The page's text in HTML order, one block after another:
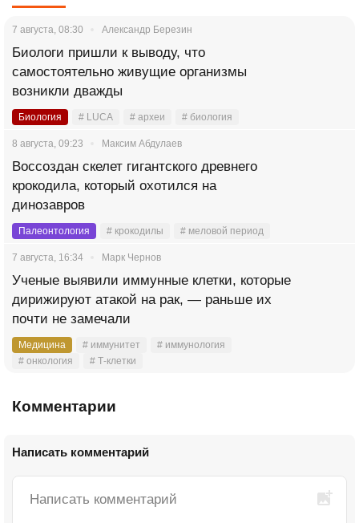
7 августа, 08:30 Александр Березин
Биологи пришли к выводу, что
самостоятельно живущие организмы
возникли дважды
Биология # LUCA # археи # биология
8 августа, 09:23 Максим Абдулаев
Воссоздан скелет гигантского древнего
крокодила, который охотился на
динозавров
Палеонтология # крокодилы # меловой период
7 августа, 16:34 Марк Чернов
Ученые выявили иммунные клетки, которые
дирижируют атакой на рак, — раньше их
почти не замечали
Медицина # иммунитет
# иммунология
# онкология
# Т-клетки
Комментарии
Написать комментарий